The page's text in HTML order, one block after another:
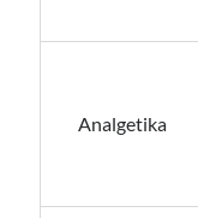
Analgetika